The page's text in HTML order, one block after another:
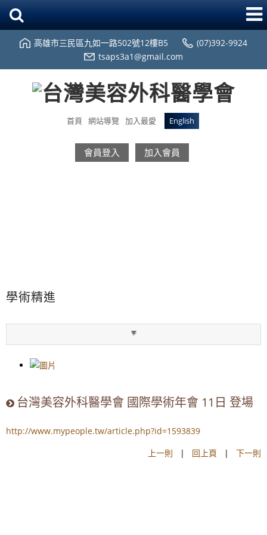
高雄市三民區九如一路502號12樓B5
(07)392-9924
tsaps3a1@gmail.com
首頁 網站導覽 加入最愛 English
會員登入 加入會員
學術精進
台灣美容外科醫學會 國際學術年會 11日 登場
http://www.mypeople.tw/article.php?id=1593839
上一則 | 回上頁 | 下一則